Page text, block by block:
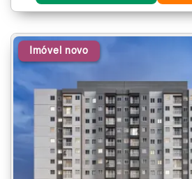
Imóvel novo